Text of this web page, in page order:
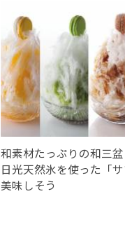
和素材たっぷりの和三
日光天然氷を使った「
美味しそう